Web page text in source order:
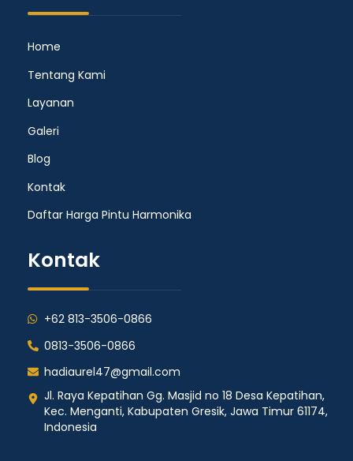
Home
Tentang Kami
Layanan
Galeri
Blog
Kontak
Daftar Harga Pintu Harmonika
Kontak
+62 813-3506-0866
0813-3506-0866
hadiaurel47@gmail.com
Jl. Raya Kepatihan Gg. Masjid no 18 Desa Kepatihan,
Kec. Menganti, Kabupaten Gresik, Jawa Timur 61174,
Indonesia